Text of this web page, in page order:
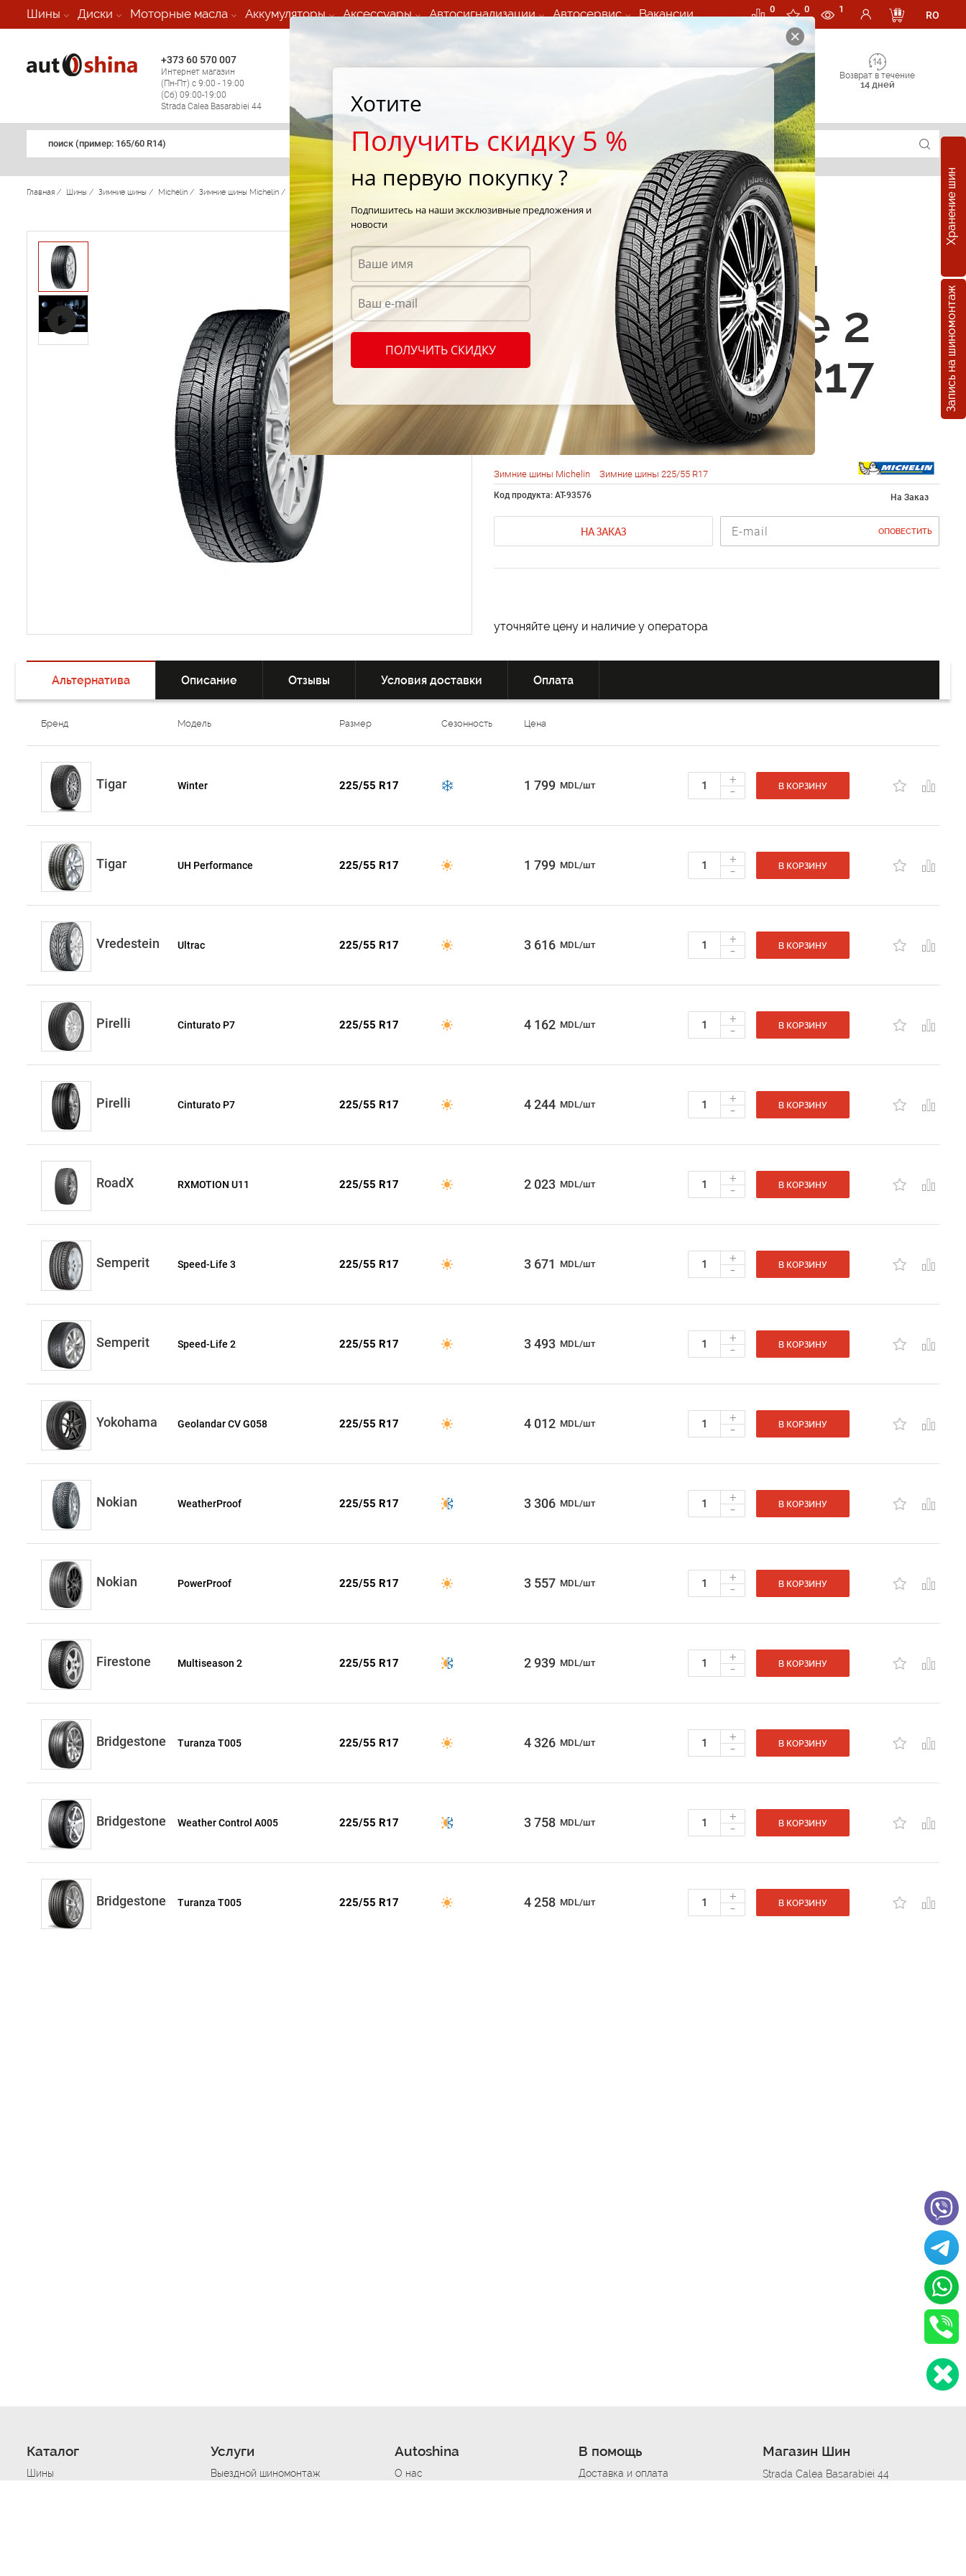
Шины Диски Моторные масла Аккумуляторы Аксессуары Автосигнализации Автосервис Вакансии 0 0 1
RO
+373 60 570 007
Интернет магазин
(Пн-Пт) с 9:00 - 19:00
(Сб) 09:00-19:00
Strada Calea Basarabiei 44
Мобильный шиномонтаж 24/7
Возврат в течение
14 дней
поиск (примеp: 165/60 R14)
Хранение шин
Запись на шиномонтаж
Главная / Шины / Зимние шины / Michelin / Зимние шины Michelin / X-Ice 2/ Michelin X-Ice 2 (Xi2) 225/55 R17 101H
Зимние шины
Michelin X-Ice 2
(Xi2) 225/55 R17
101H
Зимние шины Michelin Зимние шины 225/55 R17
Код продукта: AT-93576 На Заказ
НА ЗАКАЗ ОПОВЕСТИТЬ
уточняйте цену и наличие у оператора
Альтернатива Описание Отзывы Условия доставки Оплата
Бренд Модель Размер Сезонность Цена
Tigar Winter 225/55 R17 1 799 MDL/шт +
- В КОРЗИНУ
Tigar UH Performance 225/55 R17 1 799 MDL/шт +
- В КОРЗИНУ
Vredestein Ultrac 225/55 R17 3 616 MDL/шт +
- В КОРЗИНУ
Pirelli Cinturato P7 225/55 R17 4 162 MDL/шт +
- В КОРЗИНУ
Pirelli Cinturato P7 225/55 R17 4 244 MDL/шт +
- В КОРЗИНУ
RoadX RXMOTION U11 225/55 R17 2 023 MDL/шт +
- В КОРЗИНУ
Semperit Speed-Life 3 225/55 R17 3 671 MDL/шт +
- В КОРЗИНУ
Semperit Speed-Life 2 225/55 R17 3 493 MDL/шт +
- В КОРЗИНУ
Yokohama Geolandar CV G058 225/55 R17 4 012 MDL/шт +
- В КОРЗИНУ
Nokian WeatherProof 225/55 R17 3 306 MDL/шт +
- В КОРЗИНУ
Nokian PowerProof 225/55 R17 3 557 MDL/шт +
- В КОРЗИНУ
Firestone Multiseason 2 225/55 R17 2 939 MDL/шт +
- В КОРЗИНУ
Bridgestone Turanza T005 225/55 R17 4 326 MDL/шт +
- В КОРЗИНУ
Bridgestone Weather Control A005 225/55 R17 3 758 MDL/шт +
- В КОРЗИНУ
Bridgestone Turanza T005 225/55 R17 4 258 MDL/шт +
- В КОРЗИНУ
Каталог
Шины
Услуги
Выездной шиномонтаж
Autoshina
О нас
В помощь
Доставка и оплата
Магазин Шин
Strada Calea Basarabiei 44
Хотите
Получить скидку 5 %
на первую покупку ?
Подпишитесь на наши эксклюзивные предложения и
новости
ПОЛУЧИТЬ СКИДКУ